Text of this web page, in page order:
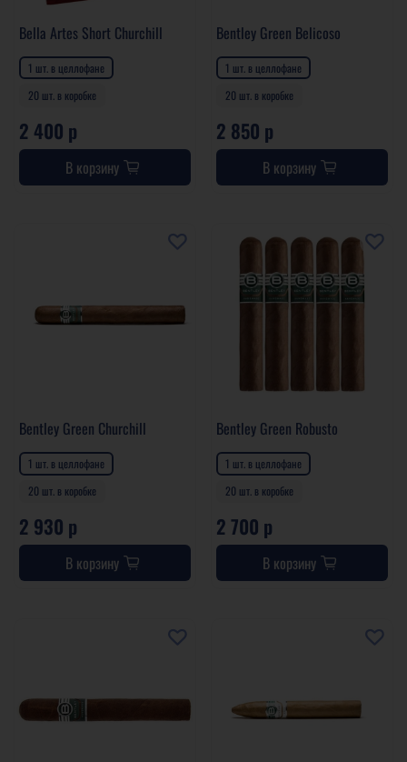
Bella Artes Short Churchill
1 шт. в целлофане
20 шт. в коробке
2 400 р
В корзину
Bentley Green Belicoso
1 шт. в целлофане
20 шт. в коробке
2 850 р
В корзину
Bentley Green Churchill
1 шт. в целлофане
20 шт. в коробке
2 930 р
В корзину
Bentley Green Robusto
1 шт. в целлофане
20 шт. в коробке
2 700 р
В корзину